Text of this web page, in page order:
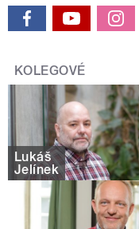
KOLEGOVÉ
Lukáš
Jelínek